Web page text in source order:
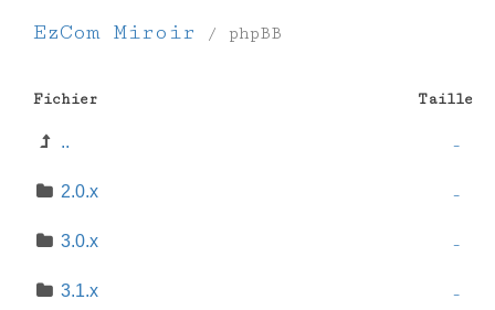
EzCom Miroir / phpBB
Fichier Taille
.. -
2.0.x -
3.0.x -
3.1.x -